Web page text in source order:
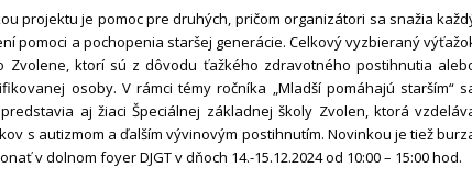
projektu je pomoc pre druhých, pričom organizátori sa snažia
pomoci a pochopenia staršej generácie. Celkový vyzbieraný
vo Zvolene, ktorí sú z dôvodu ťažkého zdravotného postihnutia
osoby. V rámci témy ročníka „Mladší pomáhajú starším“
aj žiaci Špeciálnej základnej školy Zvolen, ktorá
s autizmom a ďalším vývinovým postihnutím. Novinkou je tiež
v dolnom foyer DJGT v dňoch 14.-15.12.2024 od 10:00 – 15:00 hod.